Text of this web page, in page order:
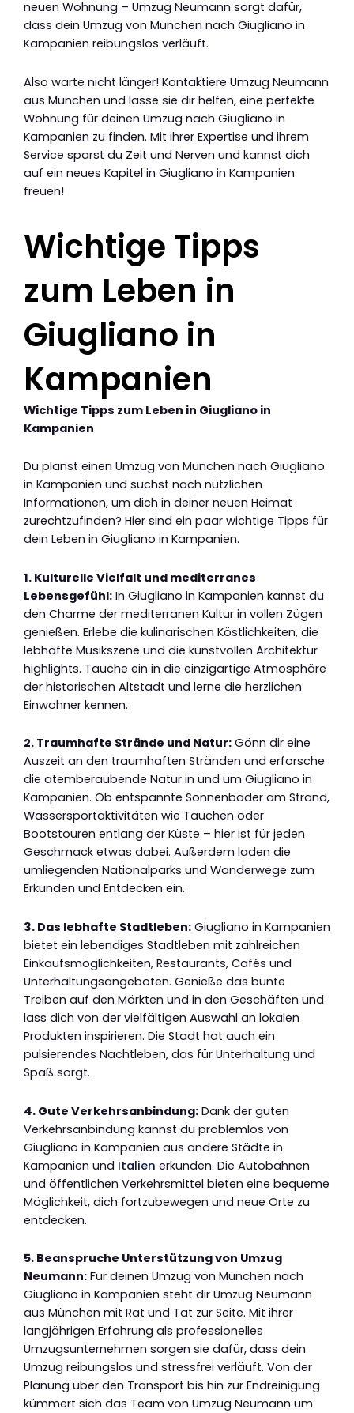
neuen Wohnung – Umzug Neumann sorgt dafür,
dass dein Umzug von München nach Giugliano in
Kampanien reibungslos verläuft.
Also warte nicht länger! Kontaktiere Umzug Neumann
aus München und lasse sie dir helfen, eine perfekte
Wohnung für deinen Umzug nach Giugliano in
Kampanien zu finden. Mit ihrer Expertise und ihrem
Service sparst du Zeit und Nerven und kannst dich
auf ein neues Kapitel in Giugliano in Kampanien
freuen!
Wichtige Tipps
zum Leben in
Giugliano in
Kampanien
Wichtige Tipps zum Leben in Giugliano in
Kampanien
Du planst einen Umzug von München nach Giugliano
in Kampanien und suchst nach nützlichen
Informationen, um dich in deiner neuen Heimat
zurechtzufinden? Hier sind ein paar wichtige Tipps für
dein Leben in Giugliano in Kampanien.
1. Kulturelle Vielfalt und mediterranes
Lebensgefühl: In Giugliano in Kampanien kannst du
den Charme der mediterranen Kultur in vollen Zügen
genießen. Erlebe die kulinarischen Köstlichkeiten, die
lebhafte Musikszene und die kunstvollen Architektur
highlights. Tauche ein in die einzigartige Atmosphäre
der historischen Altstadt und lerne die herzlichen
Einwohner kennen.
2. Traumhafte Strände und Natur: Gönn dir eine
Auszeit an den traumhaften Stränden und erforsche
die atemberaubende Natur in und um Giugliano in
Kampanien. Ob entspannte Sonnenbäder am Strand,
Wassersportaktivitäten wie Tauchen oder
Bootstouren entlang der Küste – hier ist für jeden
Geschmack etwas dabei. Außerdem laden die
umliegenden Nationalparks und Wanderwege zum
Erkunden und Entdecken ein.
3. Das lebhafte Stadtleben: Giugliano in Kampanien
bietet ein lebendiges Stadtleben mit zahlreichen
Einkaufsmöglichkeiten, Restaurants, Cafés und
Unterhaltungsangeboten. Genieße das bunte
Treiben auf den Märkten und in den Geschäften und
lass dich von der vielfältigen Auswahl an lokalen
Produkten inspirieren. Die Stadt hat auch ein
pulsierendes Nachtleben, das für Unterhaltung und
Spaß sorgt.
4. Gute Verkehrsanbindung: Dank der guten
Verkehrsanbindung kannst du problemlos von
Giugliano in Kampanien aus andere Städte in
Kampanien und Italien erkunden. Die Autobahnen
und öffentlichen Verkehrsmittel bieten eine bequeme
Möglichkeit, dich fortzubewegen und neue Orte zu
entdecken.
5. Beanspruche Unterstützung von Umzug
Neumann: Für deinen Umzug von München nach
Giugliano in Kampanien steht dir Umzug Neumann
aus München mit Rat und Tat zur Seite. Mit ihrer
langjährigen Erfahrung als professionelles
Umzugsunternehmen sorgen sie dafür, dass dein
Umzug reibungslos und stressfrei verläuft. Von der
Planung über den Transport bis hin zur Endreinigung
kümmert sich das Team von Umzug Neumann um